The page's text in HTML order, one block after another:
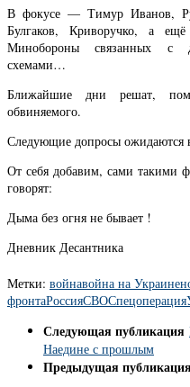
В фокусе — Тимур Иванов,
Булгаков, Криворучко, а
Минобороны связанных с
схемами…
Ближайшие дни решат,
обвиняемого.
Следующие допросы
От себя добавим, сами такими
говорят:
Дыма без огня не бывает !
Дневник Десантника
Метки: войнавойна на Украине
фронтаРоссияСВОСпецоперация
Следующая публикация
Наедине с прошлым
Предыдущая